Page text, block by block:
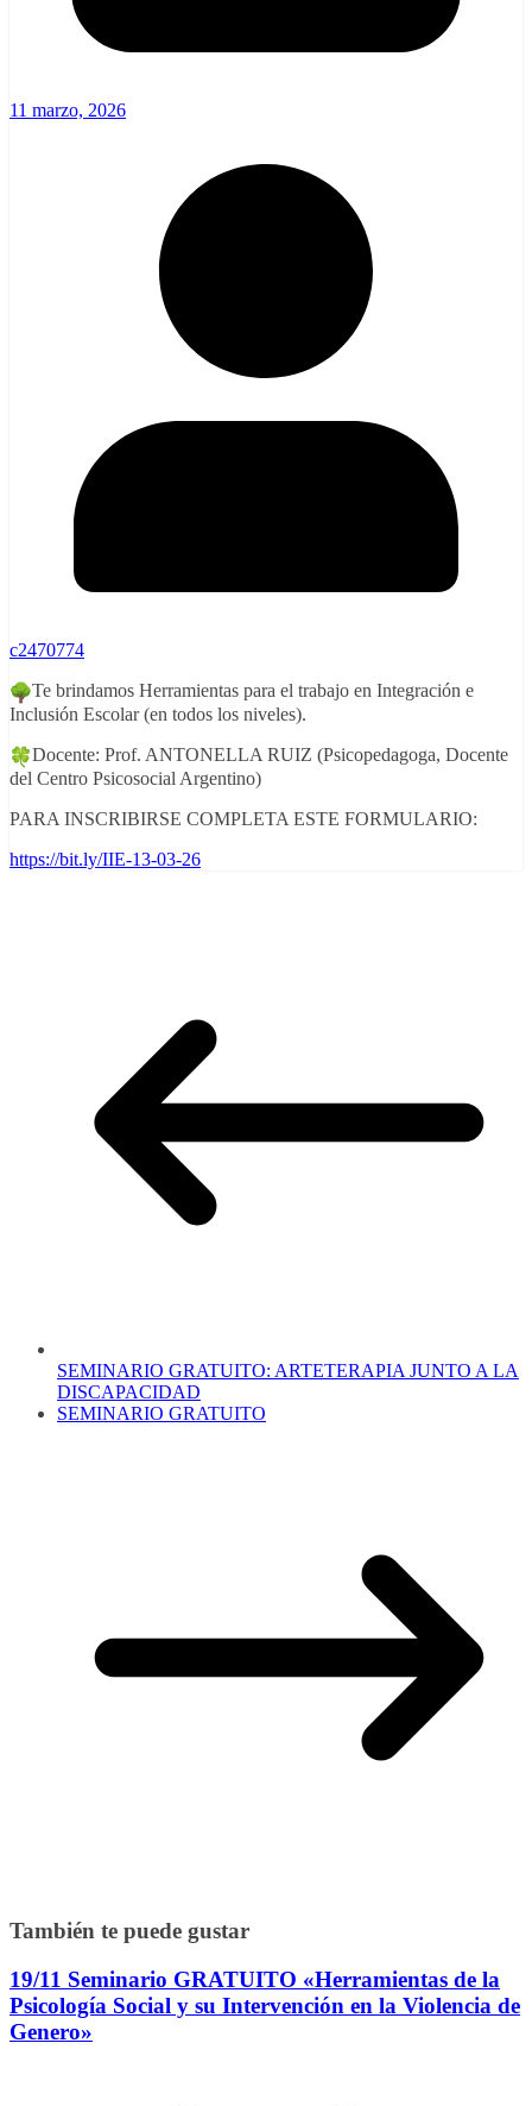
11 marzo, 2026
c2470774
Te brindamos Herramientas para el trabajo en Integración e
Inclusión Escolar (en todos los niveles).
Docente: Prof. ANTONELLA RUIZ (Psicopedagoga, Docente
del Centro Psicosocial Argentino)
PARA INSCRIBIRSE COMPLETA ESTE FORMULARIO:
https://bit.ly/IIE-13-03-26
SEMINARIO GRATUITO: ARTETERAPIA JUNTO A LA
DISCAPACIDAD
SEMINARIO GRATUITO
También te puede gustar
19/11 Seminario GRATUITO «Herramientas de la
Psicología Social y su Intervención en la Violencia de
Genero»